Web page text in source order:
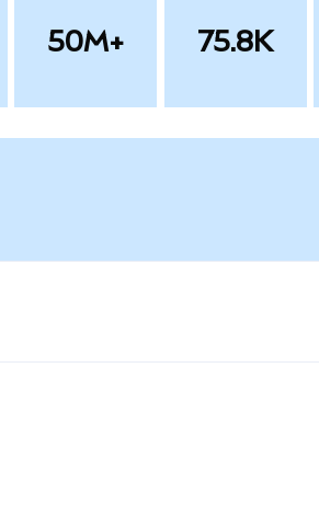
50M+ 75.8K